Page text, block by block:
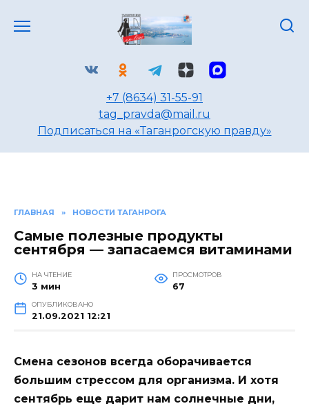
+7 (8634) 31-55-91
tag_pravda@mail.ru
Подписаться на «Таганрогскую правду»
ГЛАВНАЯ » НОВОСТИ ТАГАНРОГА
Самые полезные продукты
сентября — запасаемся витаминами
НА ЧТЕНИЕ
3 мин
ПРОСМОТРОВ
67
ОПУБЛИКОВАНО
21.09.2021 12:21
Смена сезонов всегда оборачивается
большим стрессом для организма. И хотя
сентябрь еще дарит нам солнечные дни,